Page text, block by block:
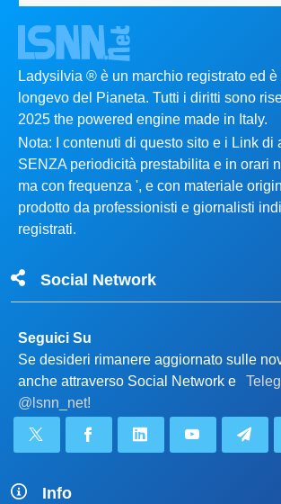
Ladysilvia ® è un marchio registrato ed
longevo del Pianeta. Tutti i diritti sono
2025 the powered engine made in Italy.
Nota: I contenuti di questo sito e i Link di
SENZA periodicità prestabilita e in orari
ma con frequenza ', e con materiale
prodotto da professionisti e giornalisti
registrati.
Social Network
Seguici Su
Se desideri rimanere aggiornato sulle
anche attraverso Social Network e
@lsnn_net!
Info